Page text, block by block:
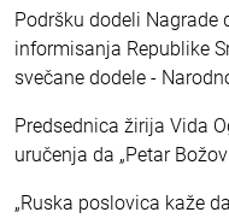
Podršku dodeli
informisanja Republike
svečane dodele -
Predsednica žirija Vida
uručenja da „Petar
„Ruska poslovica kaže